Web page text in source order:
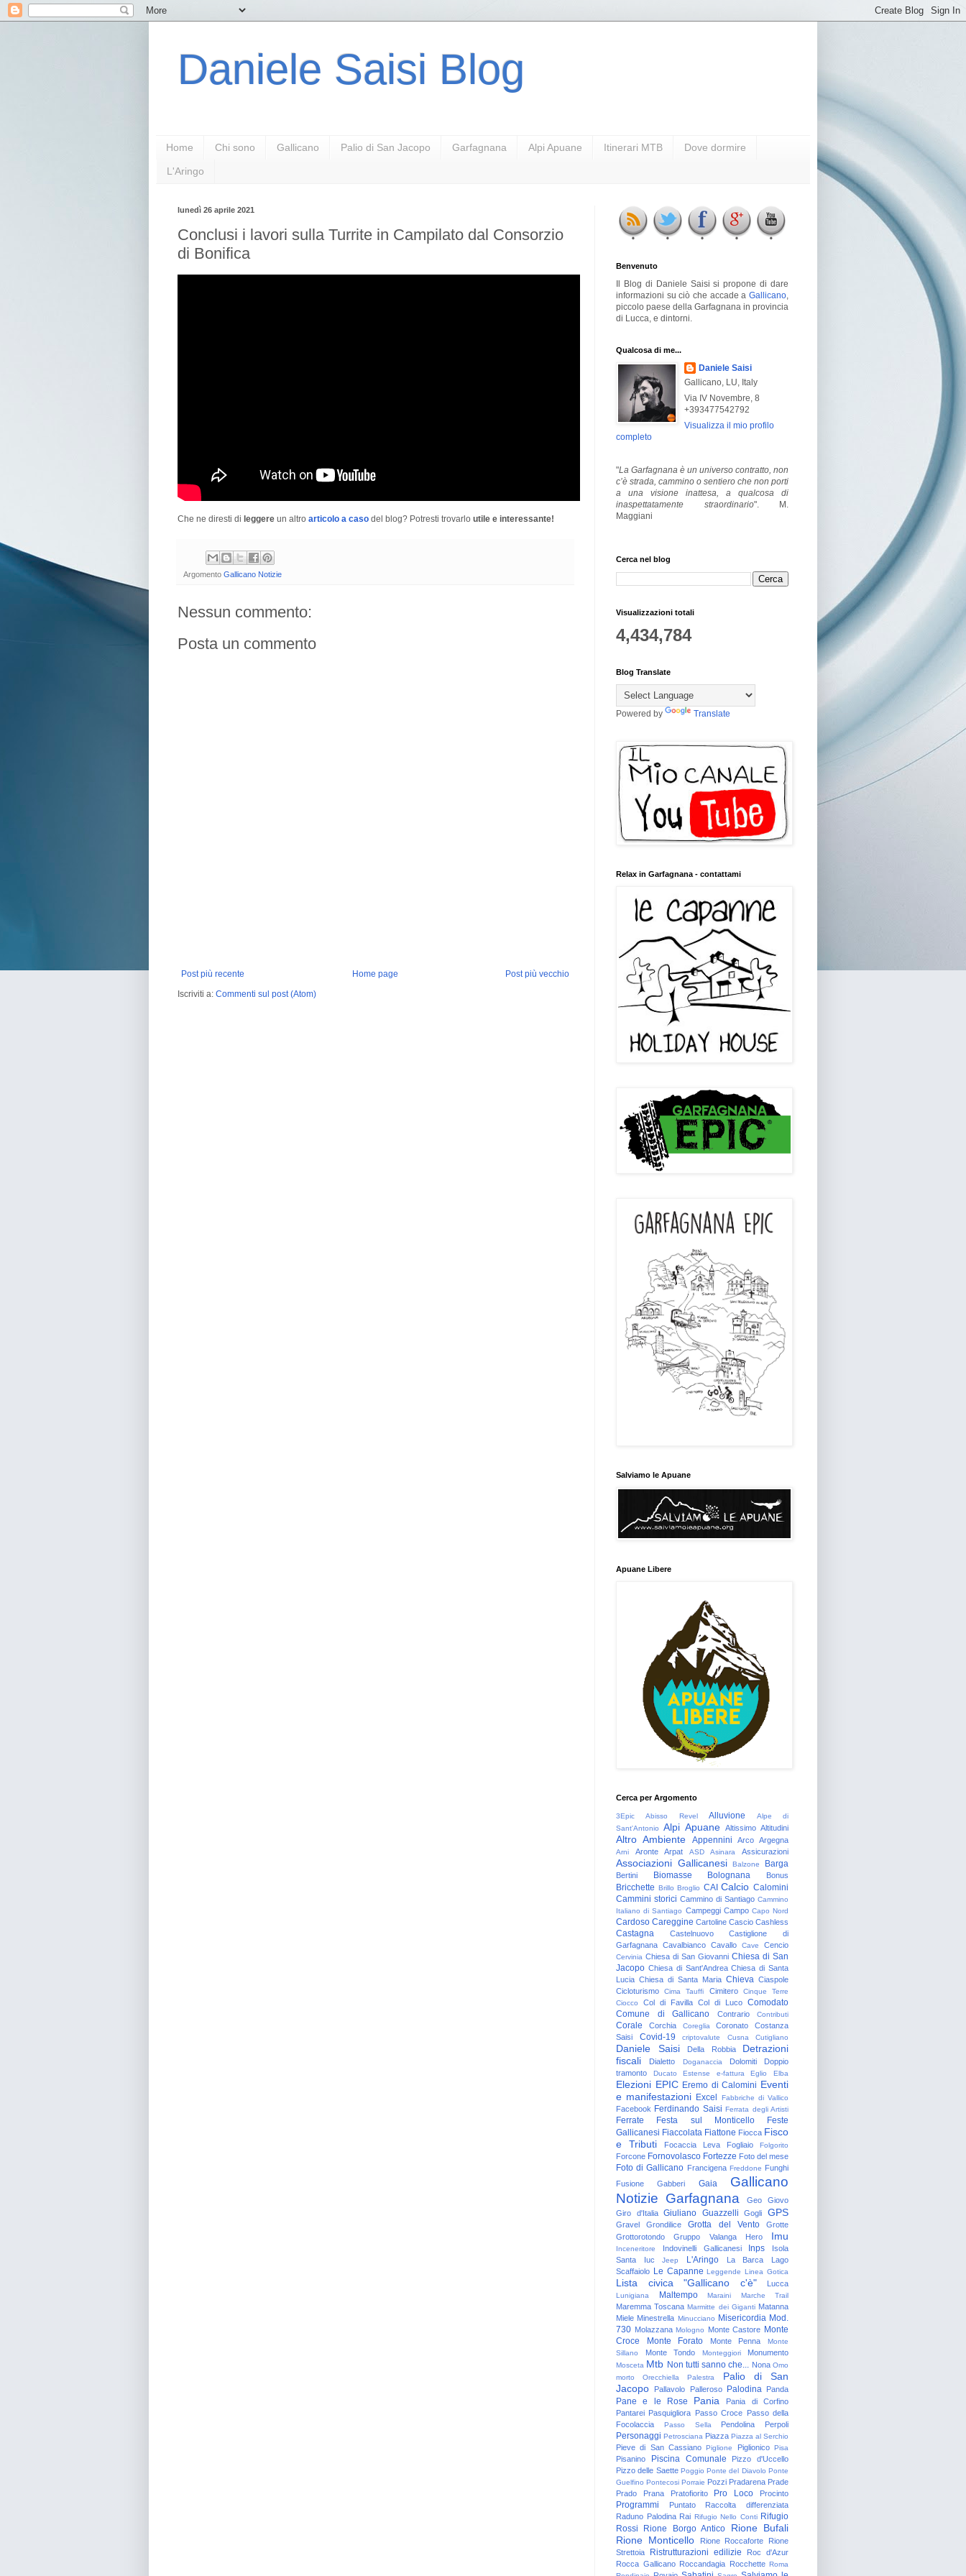
Daniele Saisi Blog
Home Chi sono Gallicano Palio di San Jacopo Garfagnana Alpi Apuane Itinerari MTB Dove dormire
L'Aringo
lunedì 26 aprile 2021
Conclusi i lavori sulla Turrite in Campilato dal Consorzio
di Bonifica
Che ne diresti di leggere un altro articolo a caso del blog? Potresti trovarlo utile e interessante!
Argomento Gallicano Notizie
Nessun commento:
Posta un commento
Post più recente Post più vecchio
Home page
Iscriviti a: Commenti sul post (Atom)
Benvenuto
Il Blog di Daniele Saisi si propone di dare
informazioni su ciò che accade a Gallicano
piccolo paese della Garfagnana in provincia
di Lucca, e dintorni.
Qualcosa di me...
Daniele Saisi
Gallicano, LU, Italy
Via IV Novembre, 8
+393477542792
Visualizza il mio profilo
completo
"La Garfagnana è un universo contratto, non
c’è strada, cammino o sentiero che non porti
a una visione inattesa, a qualcosa di
inaspettatamente straordinario". M.
Maggiani
Cerca nel blog
Visualizzazioni totali
4,434,784
Blog Translate
Powered by Translate
Relax in Garfagnana - contattami
Salviamo le Apuane
Apuane Libere
Cerca per Argomento
3Epic Abisso Revel Alluvione
Alpe di
Sant'Antonio
Alpi Apuane Altissimo Altitudini
Altro Ambiente Appennini Arco Argegna
Arni Aronte Arpat ASD Asinara Assicurazioni
Associazioni Gallicanesi Balzone Barga
Bertini Biomasse Bolognana Bonus
Bricchette Brillo Broglio CAI Calcio Calomini
Cammini storici Cammino di Santiago Cammino
Italiano di Santiago Campeggi Campo Capo Nord
Cardoso Careggine Cartoline Cascio Cashless
Castagna Castelnuovo
Castiglione di
Garfagnana Cavalbianco Cavallo Cave Cencio
Cervinia Chiesa di San Giovanni Chiesa di San
Jacopo Chiesa di Sant'Andrea Chiesa di Santa
Lucia Chiesa di Santa Maria Chieva Ciaspole
Cicloturismo
Cima Tauffi Cimitero
Cinque Terre
Ciocco
Col di Favilla Col di Luco Comodato
Comune di Gallicano
Contrario Contributi
Corale Corchia Coreglia Coronato
Costanza
Saisi
Covid-19 criptovalute Cusna Cutigliano
Daniele Saisi Della Robbia
Detrazioni
fiscali
Dialetto Doganaccia Dolomiti
Doppio
tramonto
Ducato Estense e-fattura Eglio Elba
Elezioni EPIC Eremo di Calomini Eventi
e manifestazioni Excel Fabbriche di Vallico
Facebook Ferdinando Saisi Ferrata degli Artisti
Ferrate Festa sul Monticello
Feste
Gallicanesi Fiaccolata Fiattone Fiocca Fisco
e Tributi
Focaccia Leva Fogliaio Folgorito
Forcone Fornovolasco Fortezze Foto del mese
Foto di Gallicano Francigena Freddone Funghi
Fusione
Gabberi Gaia
Gallicano
Notizie Garfagnana Geo
Giovo
Giro d'Italia
Giuliano Guazzelli Gogli GPS
Gravel Grondilice Grotta del Vento
Grotte
Grottorotondo
Gruppo Valanga Hero Imu
Inceneritore Indovinelli Gallicanesi Inps
Isola
Santa
Iuc Jeep L'Aringo La Barca
Lago
Scaffaiolo Le Capanne Leggende Linea Gotica
Lista civica "Gallicano c'è" Lucca
Lunigiana Maltempo Maraini Marche Trail
Maremma Toscana Marmitte dei Giganti Matanna
Miele Minestrella Minucciano Misericordia Mod.
730 Molazzana Mologno Monte Castore Monte
Croce
Monte Forato Monte Penna
Monte
Sillano
Monte Tondo Monteggiori Monumento
Mosceta Mtb Non tutti sanno che... Nona Omo
morto
Orecchiella Palestra
Palio di San
Jacopo
Pallavolo Palleroso Palodina Panda
Pane e le Rose Pania
Pania di Corfino
Pantarei Pasquigliora Passo Croce Passo della
Focolaccia
Passo Sella Pendolina Perpoli
Personaggi Petrosciana Piazza Piazza al Serchio
Pieve di San Cassiano Piglione Piglionico Pisa
Pisanino Piscina Comunale
Pizzo d'Uccello
Pizzo delle Saette Poggio Ponte del Diavolo Ponte
Guelfino Pontecosi Porraie Pozzi Pradarena Prade
Prado
Prana Pratofiorito Pro Loco Procinto
Programmi Puntato
Raccolta differenziata
Raduno Palodina Rai Rifugio Nello Conti Rifugio
Rossi
Rione Borgo Antico
Rione Bufali
Rione Monticello
Rione Roccaforte
Rione
Strettoia
Ristrutturazioni edilizie
Roc d'Azur
Rocca Gallicano Roccandagia Rocchette Roma